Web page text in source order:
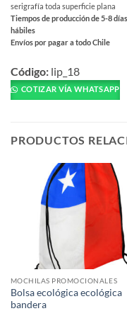
serigrafía toda superficie plana
Tiempos de producción de 5-8 días
hábiles
Envíos por pagar a todo Chile
producto
tiene
múltiples
opciones
producto
Código: lip_18
COTIZAR VÍA WHATSAPP
PRODUCTOS
MOCHILAS PROMOCIONALES
Bolsa ecológica ecológica
bandera